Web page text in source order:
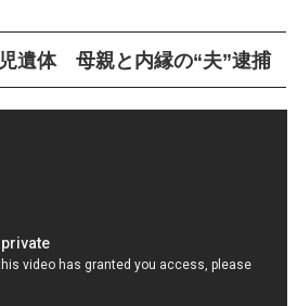
遺体 母親と内縁の“夫”逮捕